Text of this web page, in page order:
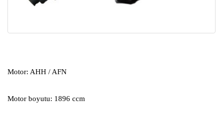
Motor: AHH / AFN
Motor boyutu: 1896 ccm